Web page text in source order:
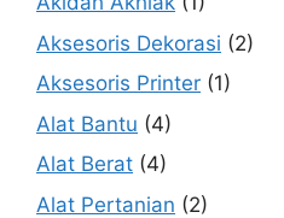
Aksesoris Dekorasi (2)
Aksesoris Printer (1)
Alat Bantu (4)
Alat Berat (4)
Alat Pertanian (2)